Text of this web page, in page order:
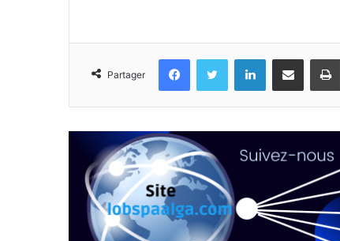
Partager
FacebookTwitter LinkedinPartager par email